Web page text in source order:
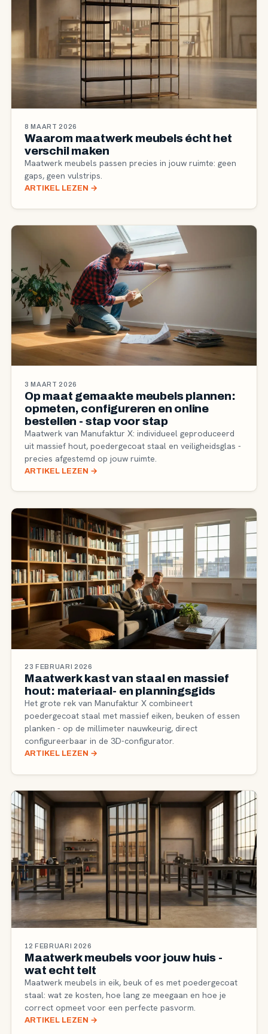
8 MAART 2026
Waarom maatwerk meubels écht het
verschil maken
Maatwerk meubels passen precies in jouw ruimte: geen
gaps, geen vulstrips.
ARTIKEL LEZEN →
3 MAART 2026
Op maat gemaakte meubels plannen:
opmeten, configureren en online
bestellen - stap voor stap
Maatwerk van Manufaktur X: individueel geproduceerd
uit massief hout, poedergecoat staal en veiligheidsglas -
precies afgestemd op jouw ruimte.
ARTIKEL LEZEN →
23 FEBRUARI 2026
Maatwerk kast van staal en massief
hout: materiaal- en planningsgids
Het grote rek van Manufaktur X combineert
poedergecoat staal met massief eiken, beuken of essen
planken - op de millimeter nauwkeurig, direct
configureerbaar in de 3D-configurator.
ARTIKEL LEZEN →
12 FEBRUARI 2026
Maatwerk meubels voor jouw huis -
wat echt telt
Maatwerk meubels in eik, beuk of es met poedergecoat
staal: wat ze kosten, hoe lang ze meegaan en hoe je
correct opmeet voor een perfecte pasvorm.
ARTIKEL LEZEN →